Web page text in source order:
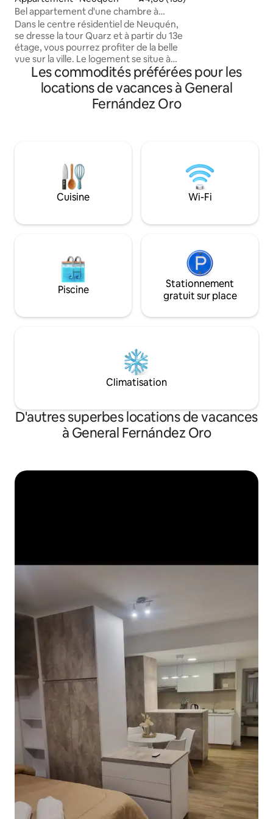
Bel appartement d'une chambre à
Neuquén
Dans le centre résidentiel de Neuquén,
se dresse la tour Quarz et à partir du 13e
étage, vous pourrez profiter de la belle
vue sur la ville. Le logement se situe à
200 m d'un supermarché (La Anónima),
à 500 m du Shopping Alto Comahue
(Coto) et à 600 m du centre bancaire.
L'appartement dispose d'une chambre,
table avec 4 chaises, d'un réfrigérateur
avec congélateur, d'un micro-ondes,
d'un grille-pain, de la vaisselle et d'autres
conçu pour que
reposer, travailler
Les commodités préférées pour les
locations de vacances à General
Fernández Oro
Cuisine Wi-Fi
Piscine
Stationnement
gratuit sur place
Climatisation
D'autres superbes locations de vacances
à General Fernández Oro